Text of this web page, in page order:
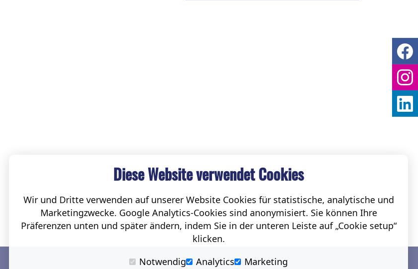
Social
Diese Website verwendet Cookies
Wir und Dritte verwenden auf unserer Website Cookies für statistische, analytische und
Marketingzwecke. Google Analytics-Cookies sind anonymisiert. Sie können Ihre
Präferenzen unten und später ändern, indem Sie in der unteren Leiste auf „Cookie setup“
klicken.
Notwendig
Analytics Marketing